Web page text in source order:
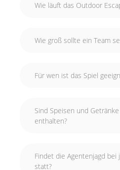
Wie läuft das Outdoor
Wie groß sollte ein Team
Für wen ist das Spiel
Sind Speisen und
enthalten?
Findet die Agentenjagd
statt?